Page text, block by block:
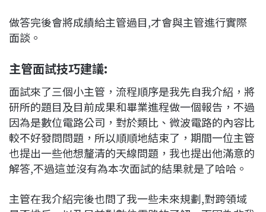
做答完後會將成績給主管過目,才會與主管進行實際
面談。
主管面試技巧建議:
面試來了三個小主管，流程順序是我先自我介紹，將
研所的題目及目前成果和畢業進程做一個報告，不過
因為是數位電路公司，對於類比、微波電路的內容比
較不好發問問題，所以順順地結束了，期間一位主管
也提出一些他想釐清的天線問題，我也提出他滿意的
解答,不過這並沒有為本次面試的結果就是了哈哈。
主管在我介紹完後也問了我一些未來規劃,對跨領域